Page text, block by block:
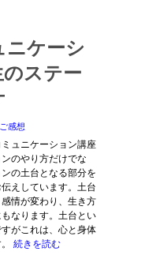
ニケーシ
のステー
感想
ュニケーション講座
のやり方だけでな
の土台となる部分を
えしています。土台
情が変わり、生き方
なります。土台とい
がこれは、心と身体
続きを読む